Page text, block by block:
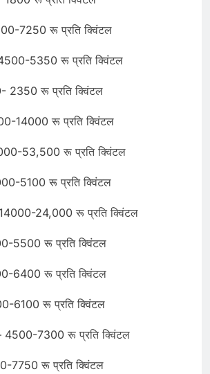
7250 रू प्रति क्विंटल
4500-5350 रू प्रति क्विंटल
2350 रू प्रति क्विंटल
14000 रू प्रति क्विंटल
53,500 रू प्रति क्विंटल
5100 रू प्रति क्विंटल
24,000 रू प्रति क्विंटल
5500 रू प्रति क्विंटल
6400 रू प्रति क्विंटल
6100 रू प्रति क्विंटल
– 4500-7300 रू प्रति क्विंटल
7750 रू प्रति क्विंटल